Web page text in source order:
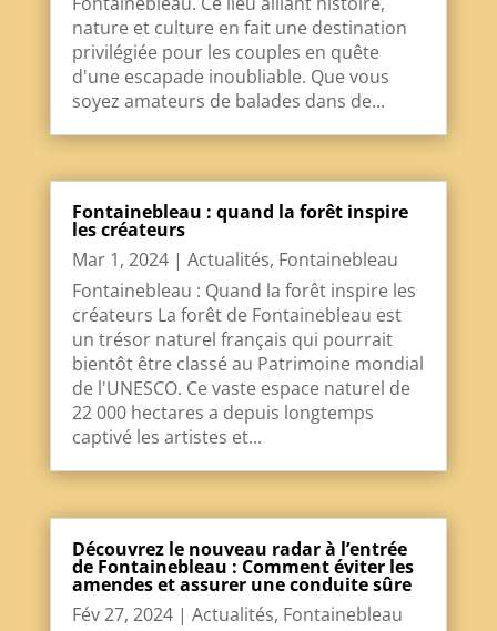
nature et culture en fait une destination
privilégiée pour les couples en quête
d'une escapade inoubliable. Que vous
soyez amateurs de balades dans de...
Fontainebleau : quand la forêt inspire
les créateurs
Mar 1, 2024| Actualités, Fontainebleau
Fontainebleau : Quand la forêt inspire les
créateurs La forêt de Fontainebleau est
un trésor naturel français qui pourrait
bientôt être classé au Patrimoine mondial
de l'UNESCO. Ce vaste espace naturel de
22 000 hectares a depuis longtemps
captivé les artistes et...
Découvrez le nouveau radar à l’entrée
de Fontainebleau : Comment éviter les
amendes et assurer une conduite sûre
Fév 27, 2024| Actualités, Fontainebleau